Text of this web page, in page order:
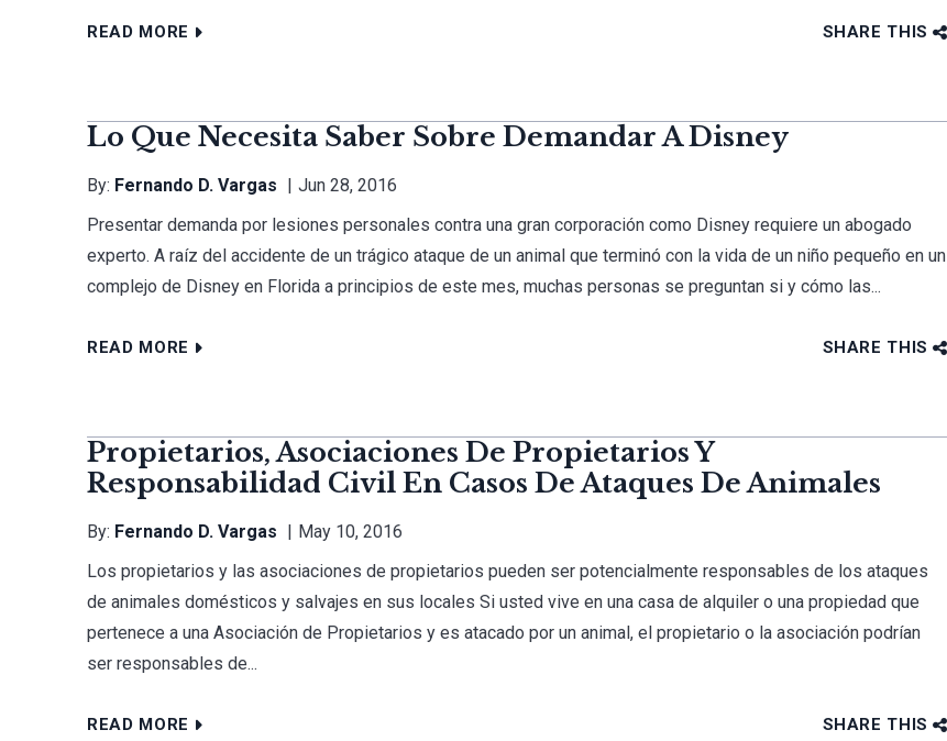
READ MORE SHARE THIS
Lo Que Necesita Saber Sobre Demandar A Disney
By: Fernando D. Vargas
Jun 28, 2016
Presentar demanda por lesiones personales contra una gran corporación como Disney requiere un abogado
experto. A raíz del accidente de un trágico ataque de un animal que terminó con la vida de un niño pequeño en un
complejo de Disney en Florida a principios de este mes, muchas personas se preguntan si y cómo las...
READ MORE SHARE THIS
Propietarios, Asociaciones De Propietarios Y
Responsabilidad Civil En Casos De Ataques De Animales
By: Fernando D. Vargas
May 10, 2016
Los propietarios y las asociaciones de propietarios pueden ser potencialmente responsables de los ataques
de animales domésticos y salvajes en sus locales Si usted vive en una casa de alquiler o una propiedad que
pertenece a una Asociación de Propietarios y es atacado por un animal, el propietario o la asociación podrían
ser responsables de...
READ MORE SHARE THIS